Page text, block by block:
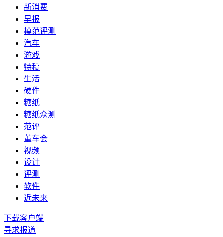
新消费
早报
模范评测
汽车
游戏
特稿
生活
硬件
糖纸
糖纸众测
范评
董车会
视频
设计
评测
软件
近未来
下载客户端
寻求报道